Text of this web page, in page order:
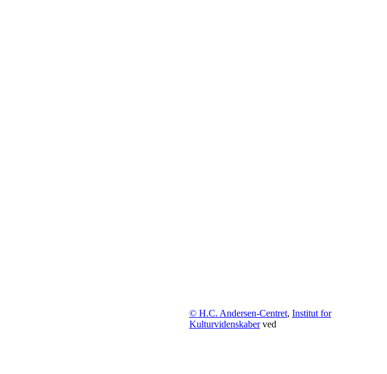
© H.C. Andersen-Centret, Institut for
Kulturvidenskaberved